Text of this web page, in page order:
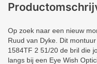
Op zoek naar een nieuw
Ruud van Dyke. Dit
1584TF 2 51/20 de bril die
langs bij een Eye Wish